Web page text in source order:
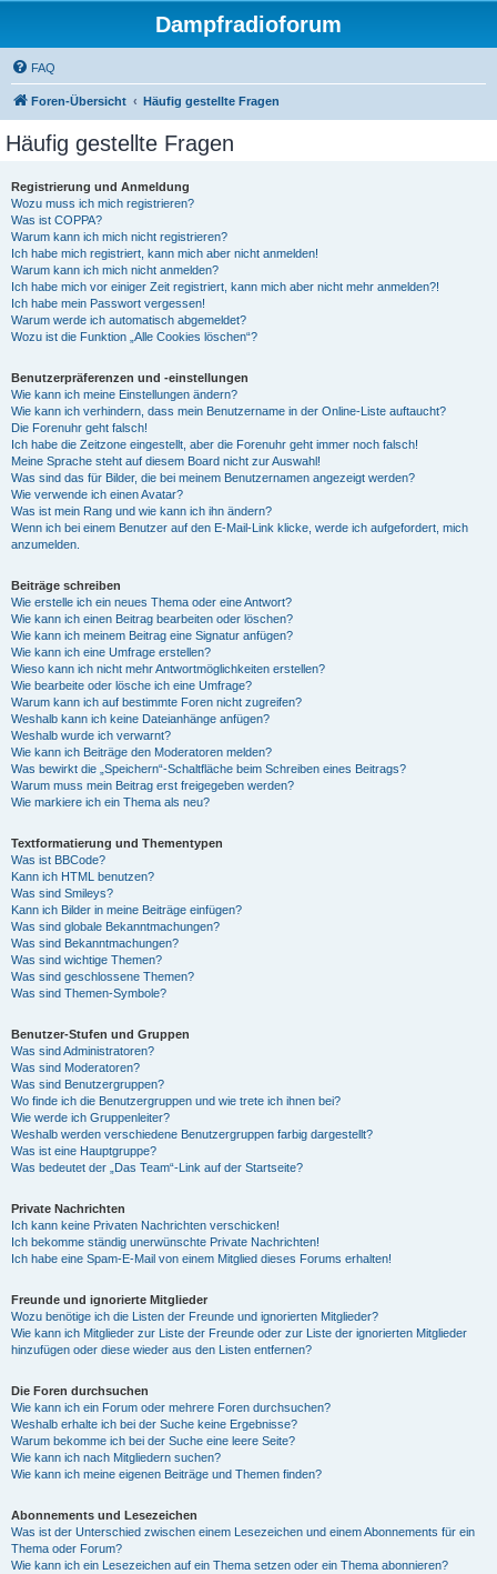
Dampfradioforum
FAQ
Foren-Übersicht Häufig gestellte Fragen
Häufig gestellte Fragen
Registrierung und Anmeldung
Wozu muss ich mich registrieren?
Was ist COPPA?
Warum kann ich mich nicht registrieren?
Ich habe mich registriert, kann mich aber nicht anmelden!
Warum kann ich mich nicht anmelden?
Ich habe mich vor einiger Zeit registriert, kann mich aber nicht mehr anmelden?!
Ich habe mein Passwort vergessen!
Warum werde ich automatisch abgemeldet?
Wozu ist die Funktion „Alle Cookies löschen“?
Benutzerpräferenzen und -einstellungen
Wie kann ich meine Einstellungen ändern?
Wie kann ich verhindern, dass mein Benutzername in der Online-Liste auftaucht?
Die Forenuhr geht falsch!
Ich habe die Zeitzone eingestellt, aber die Forenuhr geht immer noch falsch!
Meine Sprache steht auf diesem Board nicht zur Auswahl!
Was sind das für Bilder, die bei meinem Benutzernamen angezeigt werden?
Wie verwende ich einen Avatar?
Was ist mein Rang und wie kann ich ihn ändern?
Wenn ich bei einem Benutzer auf den E-Mail-Link klicke, werde ich aufgefordert, mich
anzumelden.
Beiträge schreiben
Wie erstelle ich ein neues Thema oder eine Antwort?
Wie kann ich einen Beitrag bearbeiten oder löschen?
Wie kann ich meinem Beitrag eine Signatur anfügen?
Wie kann ich eine Umfrage erstellen?
Wieso kann ich nicht mehr Antwortmöglichkeiten erstellen?
Wie bearbeite oder lösche ich eine Umfrage?
Warum kann ich auf bestimmte Foren nicht zugreifen?
Weshalb kann ich keine Dateianhänge anfügen?
Weshalb wurde ich verwarnt?
Wie kann ich Beiträge den Moderatoren melden?
Was bewirkt die „Speichern“-Schaltfläche beim Schreiben eines Beitrags?
Warum muss mein Beitrag erst freigegeben werden?
Wie markiere ich ein Thema als neu?
Textformatierung und Thementypen
Was ist BBCode?
Kann ich HTML benutzen?
Was sind Smileys?
Kann ich Bilder in meine Beiträge einfügen?
Was sind globale Bekanntmachungen?
Was sind Bekanntmachungen?
Was sind wichtige Themen?
Was sind geschlossene Themen?
Was sind Themen-Symbole?
Benutzer-Stufen und Gruppen
Was sind Administratoren?
Was sind Moderatoren?
Was sind Benutzergruppen?
Wo finde ich die Benutzergruppen und wie trete ich ihnen bei?
Wie werde ich Gruppenleiter?
Weshalb werden verschiedene Benutzergruppen farbig dargestellt?
Was ist eine Hauptgruppe?
Was bedeutet der „Das Team“-Link auf der Startseite?
Private Nachrichten
Ich kann keine Privaten Nachrichten verschicken!
Ich bekomme ständig unerwünschte Private Nachrichten!
Ich habe eine Spam-E-Mail von einem Mitglied dieses Forums erhalten!
Freunde und ignorierte Mitglieder
Wozu benötige ich die Listen der Freunde und ignorierten Mitglieder?
Wie kann ich Mitglieder zur Liste der Freunde oder zur Liste der ignorierten Mitglieder
hinzufügen oder diese wieder aus den Listen entfernen?
Die Foren durchsuchen
Wie kann ich ein Forum oder mehrere Foren durchsuchen?
Weshalb erhalte ich bei der Suche keine Ergebnisse?
Warum bekomme ich bei der Suche eine leere Seite?
Wie kann ich nach Mitgliedern suchen?
Wie kann ich meine eigenen Beiträge und Themen finden?
Abonnements und Lesezeichen
Was ist der Unterschied zwischen einem Lesezeichen und einem Abonnements für ein
Thema oder Forum?
Wie kann ich ein Lesezeichen auf ein Thema setzen oder ein Thema abonnieren?